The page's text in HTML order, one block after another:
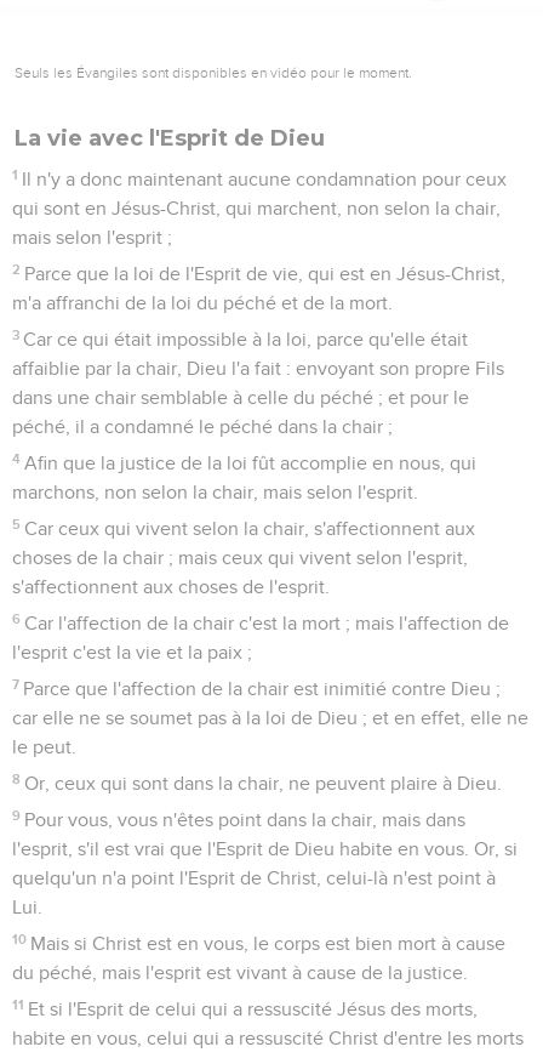
Seuls les Évangiles sont disponibles en vidéo pour le moment.
La vie avec l'Esprit de Dieu
1 Il n'y a donc maintenant aucune condamnation pour ceux
qui sont en Jésus-Christ, qui marchent, non selon la chair,
mais selon l'esprit ;
2 Parce que la loi de l'Esprit de vie, qui est en Jésus-Christ,
m'a affranchi de la loi du péché et de la mort.
3 Car ce qui était impossible à la loi, parce qu'elle était
affaiblie par la chair, Dieu l'a fait : envoyant son propre Fils
dans une chair semblable à celle du péché ; et pour le
péché, il a condamné le péché dans la chair ;
4 Afin que la justice de la loi fût accomplie en nous, qui
marchons, non selon la chair, mais selon l'esprit.
5 Car ceux qui vivent selon la chair, s'affectionnent aux
choses de la chair ; mais ceux qui vivent selon l'esprit,
s'affectionnent aux choses de l'esprit.
6 Car l'affection de la chair c'est la mort ; mais l'affection de
l'esprit c'est la vie et la paix ;
7 Parce que l'affection de la chair est inimitié contre Dieu ;
car elle ne se soumet pas à la loi de Dieu ; et en effet, elle ne
le peut.
8 Or, ceux qui sont dans la chair, ne peuvent plaire à Dieu.
9 Pour vous, vous n'êtes point dans la chair, mais dans
l'esprit, s'il est vrai que l'Esprit de Dieu habite en vous. Or, si
quelqu'un n'a point l'Esprit de Christ, celui-là n'est point à
Lui.
10 Mais si Christ est en vous, le corps est bien mort à cause
du péché, mais l'esprit est vivant à cause de la justice.
11 Et si l'Esprit de celui qui a ressuscité Jésus des morts,
habite en vous, celui qui a ressuscité Christ d'entre les morts